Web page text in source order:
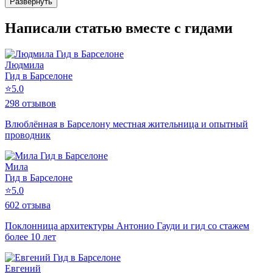
Написали статью вместе с гидами
Людмила
Гид в Барселоне
⭐5.0
298 отзывов
Влюблённая в Барселону местная жительница и опытный
проводник
Мила
Гид в Барселоне
⭐5.0
602 отзыва
Поклонница архитектуры Антонио Гауди и гид со стажем
более 10 лет
Евгений